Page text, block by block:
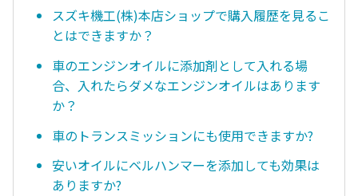
スズキ機工(株)本店ショップで購入履歴を見るこ
とはできますか？
車のエンジンオイルに添加剤として入れる場
合、入れたらダメなエンジンオイルはあります
か？
車のトランスミッションにも使用できますか?
安いオイルにベルハンマーを添加しても効果は
ありますか?